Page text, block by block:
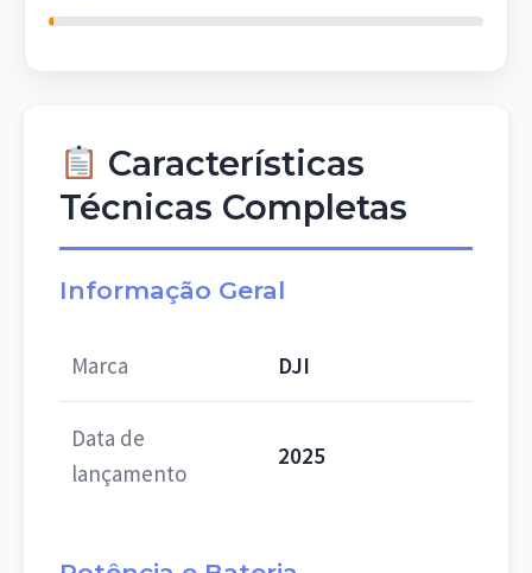
Características
Técnicas Completas
Informação Geral
Marca DJI
Data de
lançamento
2025